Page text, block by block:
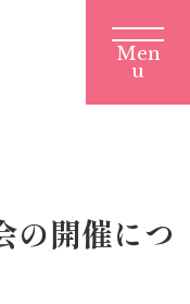
の開催につ